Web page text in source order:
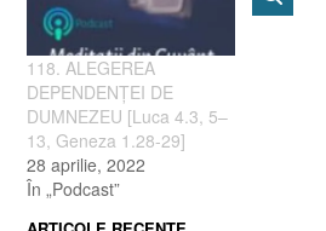
118. ALEGEREA
DEPENDENŢEI DE
DUMNEZEU [Luca 4.3, 5–
13, Geneza 1.28-29]
28 aprilie, 2022
În „Podcast”